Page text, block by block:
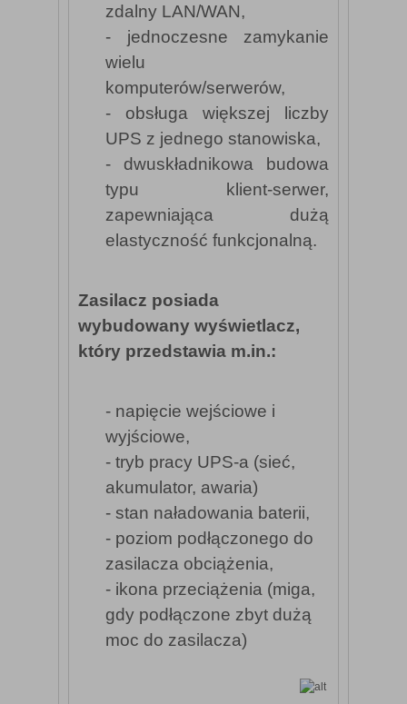
zdalny LAN/WAN,
- jednoczesne zamykanie
wielu
komputerów/serwerów,
- obsługa większej liczby
UPS z jednego stanowiska,
- dwuskładnikowa budowa
typu klient-serwer,
zapewniająca dużą
elastyczność funkcjonalną.
Zasilacz posiada
wybudowany wyświetlacz,
który przedstawia m.in.:
- napięcie wejściowe i
wyjściowe,
- tryb pracy UPS-a (sieć,
akumulator, awaria)
- stan naładowania baterii,
- poziom podłączonego do
zasilacza obciążenia,
- ikona przeciążenia (miga,
gdy podłączone zbyt dużą
moc do zasilacza)